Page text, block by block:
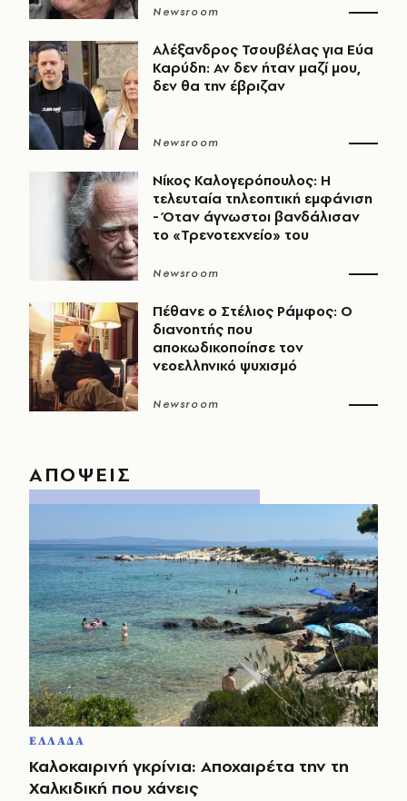
Newsroom
Αλέξανδρος Τσουβέλας για Εύα
Καρύδη: Αν δεν ήταν μαζί μου,
δεν θα την έβριζαν
Newsroom
Νίκος Καλογερόπουλος: Η
τελευταία τηλεοπτική εμφάνιση
- Όταν άγνωστοι βανδάλισαν
το «Τρενοτεχνείο» του
Newsroom
Πέθανε ο Στέλιος Ράμφος: Ο
διανοητής που
αποκωδικοποίησε τον
νεοελληνικό ψυχισμό
Newsroom
ΑΠΟΨΕΙΣ
ΕΛΛΑΔΑ
Καλοκαιρινή γκρίνια: Αποχαιρέτα την τη
Χαλκιδική που χάνεις